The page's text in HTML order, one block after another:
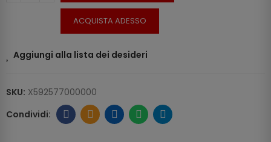
ACQUISTA ADESSO
Aggiungi alla lista dei desideri
SKU: X592577000000